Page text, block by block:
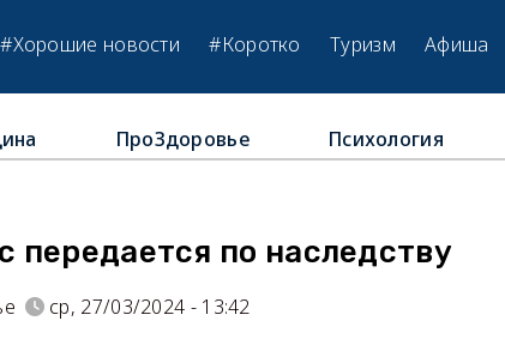
#Хорошие новости #Коротко Туризм Афиша
ПроЗдоровье Психология
передается по наследству
ср, 27/03/2024 - 13:42